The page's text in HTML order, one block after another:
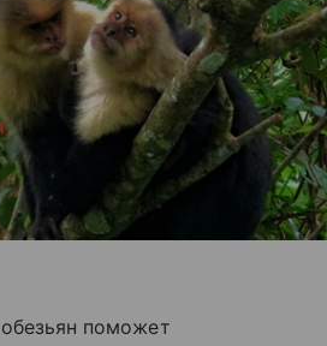
поможет